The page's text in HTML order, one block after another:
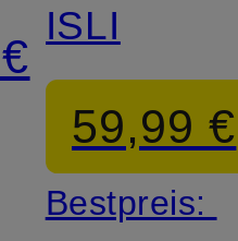
ISLI
59,99 €
Bestpreis: